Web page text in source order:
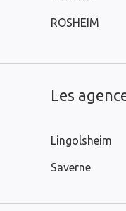
ROSHEIM
Les
Lingolsheim
Saverne